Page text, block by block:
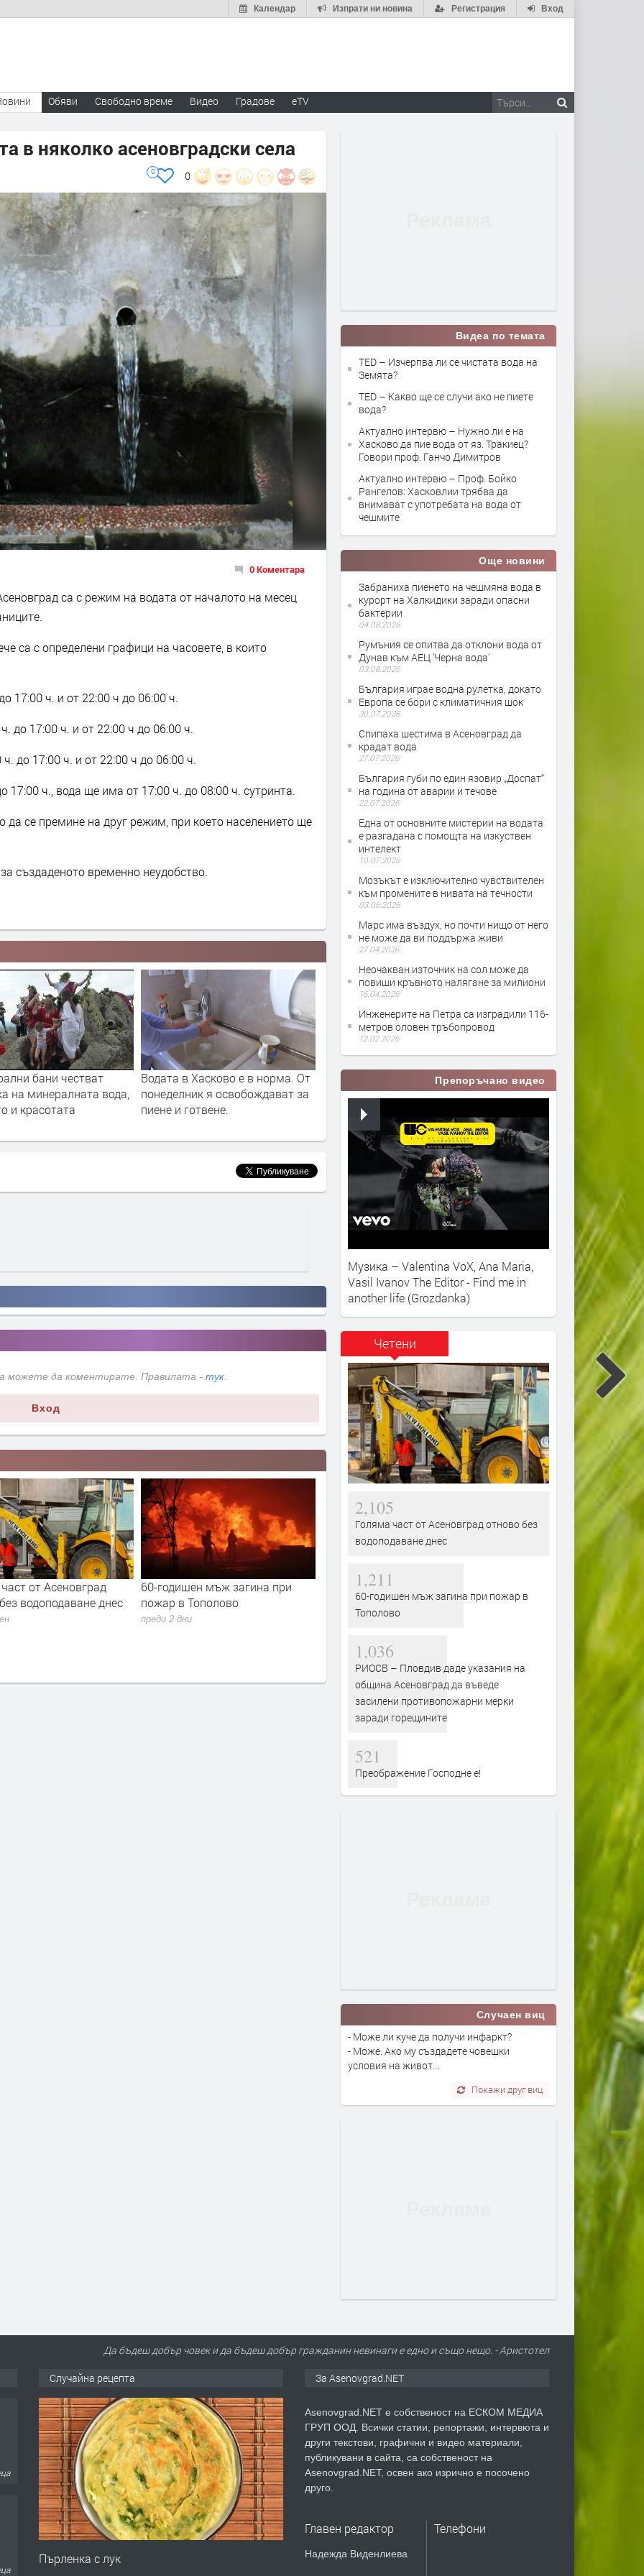
Вход
Регистрация
Изпрати ни новина
Календар
Обяви Свободно време Видео Градове eTV
в няколко асеновградски села
0
0
0 Коментара
са с режим на водата от началото на месец
са с определени графици на часовете, в които
17:00 ч. и от 22:00 ч до 06:00 ч.
до 17:00 ч. и от 22:00 ч до 06:00 ч.
до 17:00 ч. и от 22:00 ч до 06:00 ч.
17:00 ч., вода ще има от 17:00 ч. до 08:00 ч. сутринта.
се премине на друг режим, при което населението ще
създаденото временно неудобство.
Хасково е в норма. От
я освобождават за
готвене.
Изчерпва ли се чистата вода на
Земята?
Ловецът на вода-бай
Манчо:Хаира ни вика... ние го не
Забраниха за пиене
села в областта
можете да коментирате. Правилата - тук.
Вход
годишен мъж загина при
в Тополово
2 дни
РИОСВ – Пловдив даде
указания на община
Асеновград да въведе засилени
Поетапно премахват сухи и
опасни дървета в Асеновград
преди 1 седмица
„Калцит“ от
произвежда
гориво на бъдещето
Видеа по темата
TED – Изчерпва ли се чистата вода на
Земята?
TED – Какво ще се случи ако не пиете
вода?
Актуално интервю – Нужно ли е на
Хасково да пие вода от яз. Тракиец?
Говори проф. Ганчо Димитров
Актуално интервю – Проф. Бойко
Рангелов: Хасковлии трябва да
внимават с употребата на вода от
чешмите
Още новини
Забраниха пиенето на чешмяна вода в
курорт на Халкидики заради опасни
бактерии
04.08.2026
Румъния се опитва да отклони вода от
Дунав към АЕЦ 'Черна вода'
03.08.2026
България играе водна рулетка, докато
Европа се бори с климатичния шок
30.07.2026
Спипаха шестима в Асеновград да
крадат вода
27.07.2026
България губи по един язовир „Доспат“
на година от аварии и течове
22.07.2026
Една от основните мистерии на водата
е разгадана с помощта на изкуствен
интелект
10.07.2026
Мозъкът е изключително чувствителен
към промените в нивата на течности
03.06.2026
Марс има въздух, но почти нищо от него
не може да ви поддържа живи
27.04.2026
Неочакван източник на сол може да
повиши кръвното налягане за милиони
16.04.2026
Инженерите на Петра са изградили 116-
метров оловен тръбопровод
12.02.2026
Препоръчано видео
Музика – Valentina VoX, Ana Maria,
Vasil Ivanov The Editor - Find me in
another life (Grozdanka)
Четени
2,105
Голяма част от Асеновград отново без
водоподаване днес
1,211
60-годишен мъж загина при пожар в
Тополово
1,036
РИОСВ – Пловдив даде указания на
община Асеновград да въведе
засилени противопожарни мерки
заради горещините
521
Преображение Господне е!
Случаен виц
- Може ли куче да получи инфаркт?
- Може. Ако му създадете човешки
условия на живот...
Покажи друг виц
Да бъдеш добър човек и да бъдеш добър гражданин невинаги е едно и също нещо. - Аристотел
Случайна рецепта
Пърленка с лук
За Asenovgrad.NET
Asenovgrad.NET е собственост на ЕСКОМ МЕДИА
ГРУП ООД. Всички статии, репортажи, интервюта и
други текстови, графични и видео материали,
публикувани в сайта, са собственост на
Asenovgrad.NET, освен ако изрично е посочено
друго.
Главен редактор
Надежда Виденлиева
Телефони